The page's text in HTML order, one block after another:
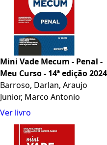
Mini Vade Mecum - Penal -
Meu Curso - 14ª edição 2024
Barroso, Darlan, Araujo
Junior, Marco Antonio
Ver livro